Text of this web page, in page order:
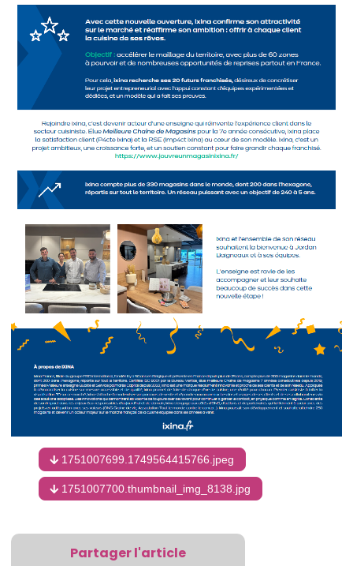
1751007699.1749564415766.jpeg
1751007700.thumbnail_img_8138.jpg
Partager l'article